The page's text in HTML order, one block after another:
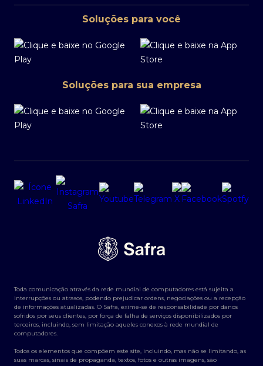
Soluções para você
Soluções para sua empresa
Toda comunicação através da rede mundial de computadores está sujeita a
interrupções ou atrasos, podendo prejudicar ordens, negociações ou a recepção
de informações atualizadas. O Safra, exime-se de responsabilidade por danos
sofridos por seus clientes, por força de falha de serviços disponibilizados por
terceiros, incluindo, sem limitação aqueles conexos à rede mundial de
computadores.
Todos os elementos que compõem este site, incluindo, mas não se limitando, as
suas marcas, sinais de propaganda, textos, fotos e outras imagens, são